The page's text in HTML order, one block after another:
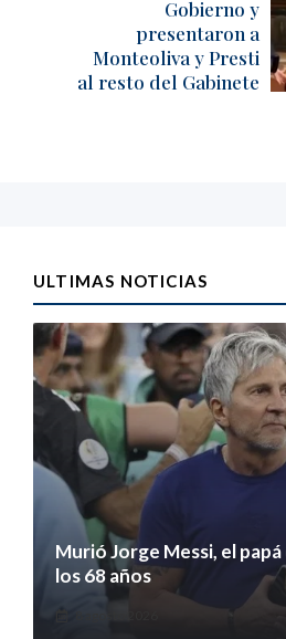
Gobierno y
presentaron a
Monteoliva y Presti
al resto del Gabinete
ULTIMAS NOTICIAS
Murió Jorge Messi, el
los 68 años